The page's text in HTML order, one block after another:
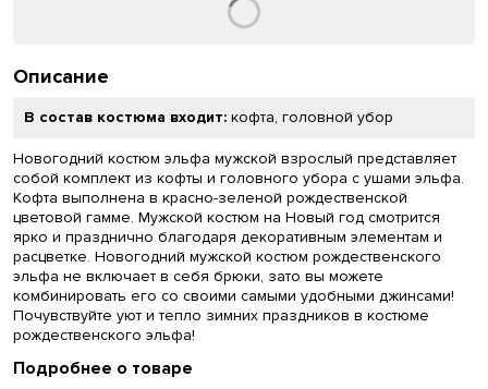
Описание
В состав костюма входит: кофта, головной убор
Новогодний костюм эльфа мужской взрослый представляет
собой комплект из кофты и головного убора с ушами эльфа.
Кофта выполнена в красно-зеленой рождественской
цветовой гамме. Мужской костюм на Новый год смотрится
ярко и празднично благодаря декоративным элементам и
расцветке. Новогодний мужской костюм рождественского
эльфа не включает в себя брюки, зато вы можете
комбинировать его со своими самыми удобными джинсами!
Почувствуйте уют и тепло зимних праздников в костюме
рождественского эльфа!
Подробнее о товаре